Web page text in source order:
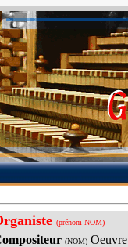
(prénom NOM)
(NOM)Oeuvre